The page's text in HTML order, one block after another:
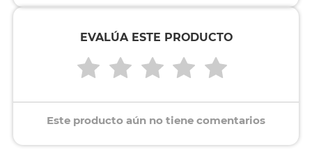
EVALÚA ESTE PRODUCTO
Este producto aún no tiene comentarios